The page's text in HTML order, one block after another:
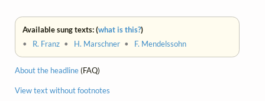
Available sung texts: (what is this?)
• R. Franz • H. Marschner • F. Mendelssohn
About the headline(FAQ)
View text without footnotes